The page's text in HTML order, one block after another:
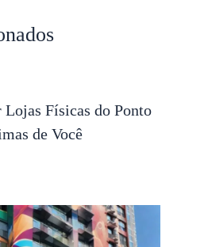
Lojas Físicas do Ponto
de Você